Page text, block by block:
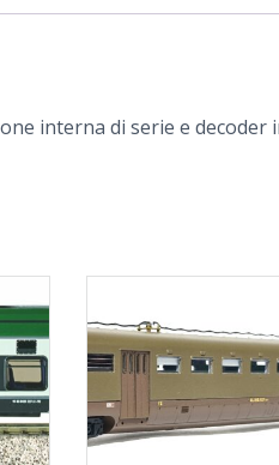
interna di serie e decoder